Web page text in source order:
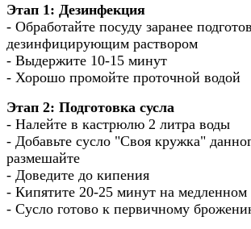
Этап 1: Дезинфекция
- Обработайте посуду заранее
дезинфицирующим раствором
- Выдержите 10-15 минут
- Хорошо промойте проточной водой
Этап 2: Подготовка сусла
- Налейте в кастрюлю 2 литра воды
- Добавьте сусло "Своя кружка"
размешайте
- Доведите до кипения
- Кипятите 20-25 минут на медленном
- Сусло готово к первичному